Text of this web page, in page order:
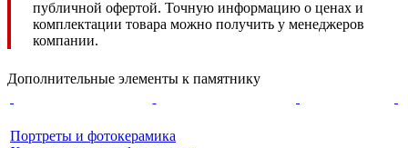
публичной офертой. Точную информацию о ценах и
комплектации товара можно получить у менеджеров
компании.
Дополнительные элементы к памятнику
Портреты и фотокерамика